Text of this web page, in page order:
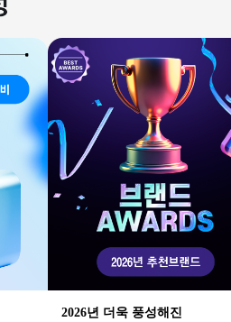
2026년 더욱 풍성해진